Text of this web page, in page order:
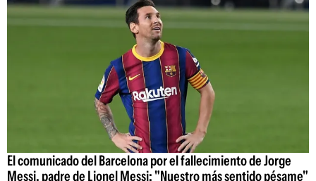
El comunicado del Barcelona por el fallecimiento de Jorge
Messi, padre de Lionel Messi: "Nuestro más sentido pésame"